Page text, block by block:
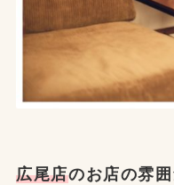
広尾店のお店の雰